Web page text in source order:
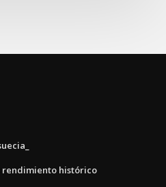
rendimiento histórico